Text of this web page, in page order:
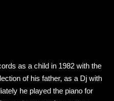
as a child in 1982 with the
of his father, as a Dj with
he played the piano for